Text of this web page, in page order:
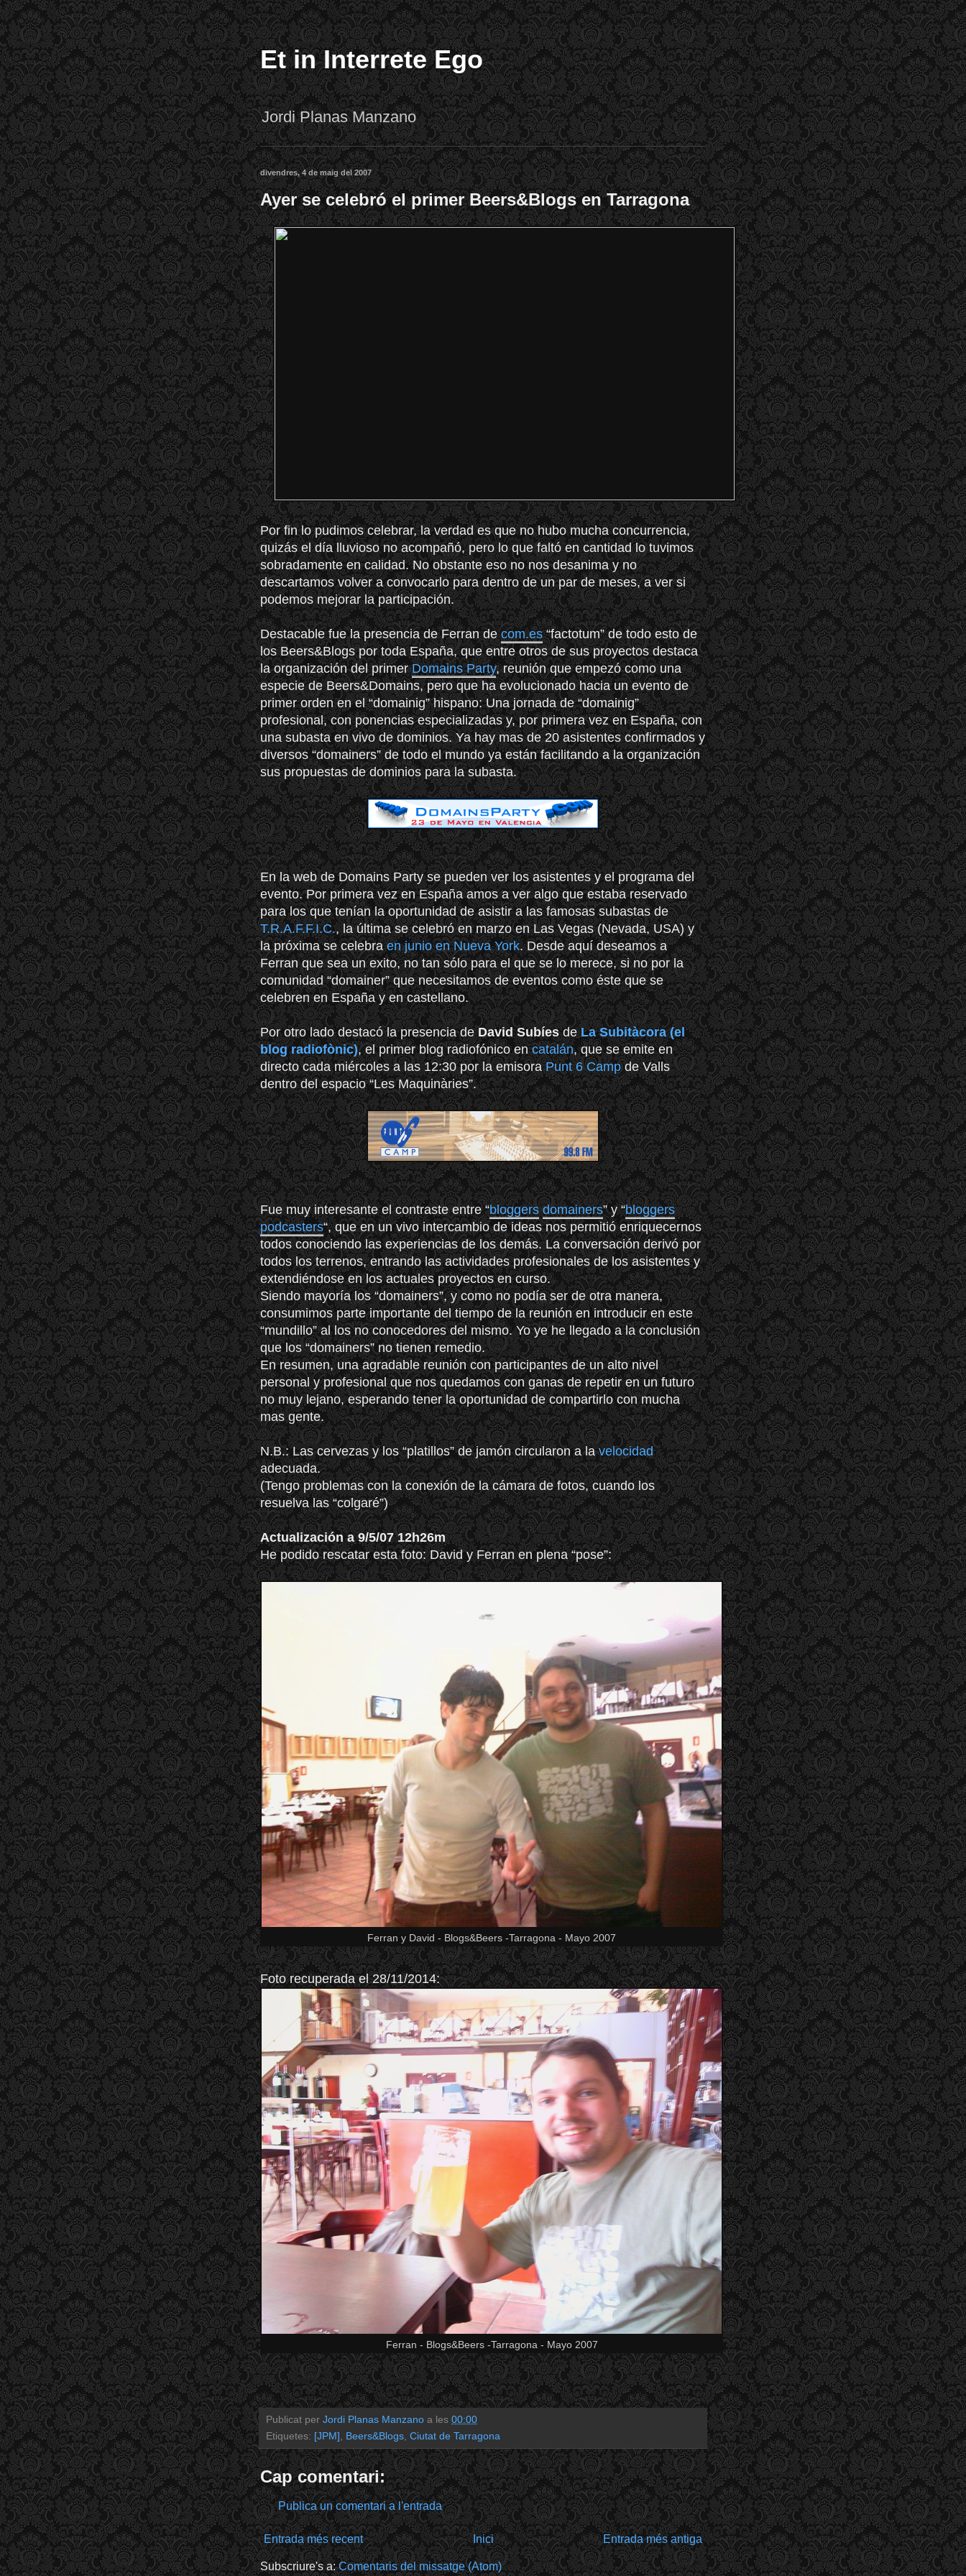
Et in Interrete Ego
Jordi Planas Manzano
divendres, 4 de maig del 2007
Ayer se celebró el primer Beers&Blogs en Tarragona
Por fin lo pudimos celebrar, la verdad es que no hubo mucha concurrencia,
quizás el día lluvioso no acompañó, pero lo que faltó en cantidad lo tuvimos
sobradamente en calidad. No obstante eso no nos desanima y no
descartamos volver a convocarlo para dentro de un par de meses, a ver si
podemos mejorar la participación.
Destacable fue la presencia de Ferran decom.es“factotum” de todo esto de
los Beers&Blogs por toda España, que entre otros de sus proyectos destaca
la organización del primerDomains Party, reunión que empezó como una
especie de Beers&Domains, pero que ha evolucionado hacia un evento de
primer orden en el “domainig” hispano: Una jornada de “domainig”
profesional, con ponencias especializadas y, por primera vez en España, con
una subasta en vivo de dominios. Ya hay mas de 20 asistentes confirmados y
diversos “domainers” de todo el mundo ya están facilitando a la organización
sus propuestas de dominios para la subasta.
En la web de Domains Party se pueden ver los asistentes y el programa del
evento. Por primera vez en España amos a ver algo que estaba reservado
para los que tenían la oportunidad de asistir a las famosas subastas de
T.R.A.F.F.I.C., la última se celebró en marzo en Las Vegas (Nevada, USA) y
la próxima se celebraen junio en Nueva York. Desde aquí deseamos a
Ferran que sea un exito, no tan sólo para el que se lo merece, si no por la
comunidad “domainer” que necesitamos de eventos como éste que se
celebren en España y en castellano.
Por otro lado destacó la presencia deDavid SubíesdeLa Subitàcora (el
blog radiofònic), el primer blog radiofónico encatalán, que se emite en
directo cada miércoles a las 12:30 por la emisoraPunt 6 Campde Valls
dentro del espacio “Les Maquinàries”.
Fue muy interesante el contraste entre “bloggers domainers” y “bloggers
podcasters“, que en un vivo intercambio de ideas nos permitió enriquecernos
todos conociendo las experiencias de los demás. La conversación derivó por
todos los terrenos, entrando las actividades profesionales de los asistentes y
extendiéndose en los actuales proyectos en curso.
Siendo mayoría los “domainers”, y como no podía ser de otra manera,
consumimos parte importante del tiempo de la reunión en introducir en este
“mundillo” al los no conocedores del mismo. Yo ye he llegado a la conclusión
que los “domainers” no tienen remedio.
En resumen, una agradable reunión con participantes de un alto nivel
personal y profesional que nos quedamos con ganas de repetir en un futuro
no muy lejano, esperando tener la oportunidad de compartirlo con mucha
mas gente.
N.B.: Las cervezas y los “platillos” de jamón circularon a lavelocidad
adecuada.
(Tengo problemas con la conexión de la cámara de fotos, cuando los
resuelva las “colgaré”)
Actualización a 9/5/07 12h26m
He podido rescatar esta foto: David y Ferran en plena “pose”:
Ferran y David - Blogs&Beers -Tarragona - Mayo 2007
Foto recuperada el 28/11/2014:
Ferran - Blogs&Beers -Tarragona - Mayo 2007
Publicat per Jordi Planas Manzano a les 00:00
Etiquetes: [JPM], Beers&Blogs, Ciutat de Tarragona
Cap comentari:
Publica un comentari a l'entrada
Entrada més recent Entrada més antiga
Inici
Subscriure's a:Comentaris del missatge (Atom)